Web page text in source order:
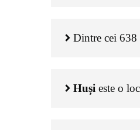
Dintre cei 638
Huși este o